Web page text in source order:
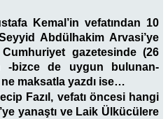
Kemal’in vefatından 10
Abdülhakim Arvasi’ye
Cumhuriyet gazetesinde (26
-bizce de uygun bulunan-
ne maksatla yazdı ise…
Fazıl, vefatı öncesi hangi
yanaştı ve Laik Ülkücülere